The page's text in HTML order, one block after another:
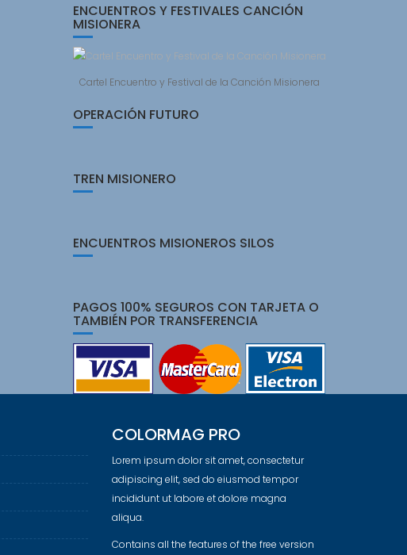
ENCUENTROS Y FESTIVALES CANCIÓN
MISIONERA
Cartel Encuentro y Festival de la Canción Misionera
OPERACIÓN FUTURO
TREN MISIONERO
ENCUENTROS MISIONEROS SILOS
PAGOS 100% SEGUROS CON TARJETA O
TAMBIÉN POR TRANSFERENCIA
COLORMAG PRO
Lorem ipsum dolor sit amet, consectetur
adipiscing elit, sed do eiusmod tempor
incididunt ut labore et dolore magna
aliqua.
Contains all the features of the free version